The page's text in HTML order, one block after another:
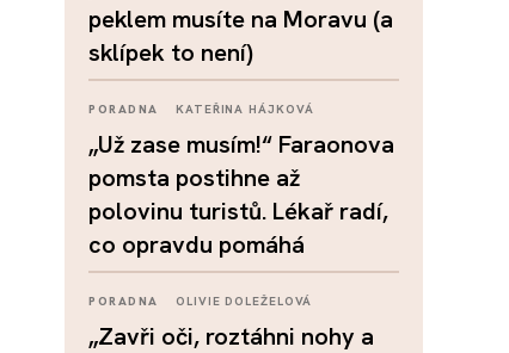
peklem musíte na Moravu (a
sklípek to není)
PORADNA KATEŘINA HÁJKOVÁ
„Už zase musím!“ Faraonova
pomsta postihne až
polovinu turistů. Lékař radí,
co opravdu pomáhá
PORADNA OLIVIE DOLEŽELOVÁ
„Zavři oči, roztáhni nohy a